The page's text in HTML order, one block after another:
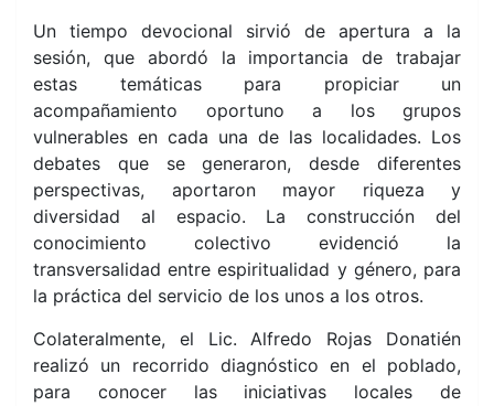
Un tiempo devocional sirvió de apertura a la
sesión, que abordó la importancia de trabajar
estas temáticas para propiciar un
acompañamiento oportuno a los grupos
vulnerables en cada una de las localidades. Los
debates que se generaron, desde diferentes
perspectivas, aportaron mayor riqueza y
diversidad al espacio. La construcción del
conocimiento colectivo evidenció la
transversalidad entre espiritualidad y género, para
la práctica del servicio de los unos a los otros.
Colateralmente, el Lic. Alfredo Rojas Donatién
realizó un recorrido diagnóstico en el poblado,
para conocer las iniciativas locales de